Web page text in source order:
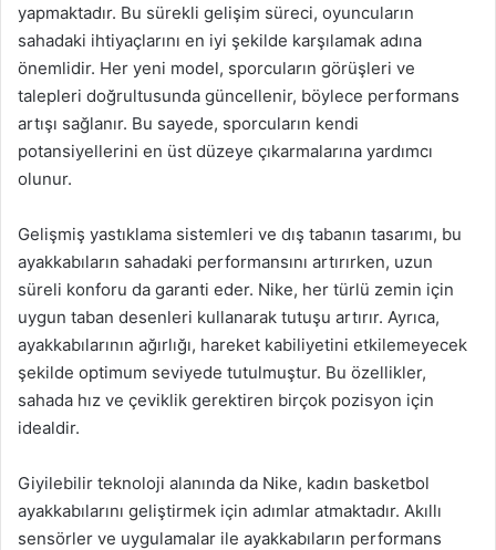
yapmaktadır. Bu sürekli gelişim süreci, oyuncuların
sahadaki ihtiyaçlarını en iyi şekilde karşılamak adına
önemlidir. Her yeni model, sporcuların görüşleri ve
talepleri doğrultusunda güncellenir, böylece performans
artışı sağlanır. Bu sayede, sporcuların kendi
potansiyellerini en üst düzeye çıkarmalarına yardımcı
olunur.
Gelişmiş yastıklama sistemleri ve dış tabanın tasarımı, bu
ayakkabıların sahadaki performansını artırırken, uzun
süreli konforu da garanti eder. Nike, her türlü zemin için
uygun taban desenleri kullanarak tutuşu artırır. Ayrıca,
ayakkabılarının ağırlığı, hareket kabiliyetini etkilemeyecek
şekilde optimum seviyede tutulmuştur. Bu özellikler,
sahada hız ve çeviklik gerektiren birçok pozisyon için
idealdir.
Giyilebilir teknoloji alanında da Nike, kadın basketbol
ayakkabılarını geliştirmek için adımlar atmaktadır. Akıllı
sensörler ve uygulamalar ile ayakkabıların performans